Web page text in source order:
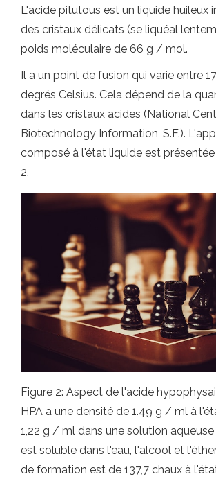
L'acide pitutous est un liquide huileux
des cristaux délicats (se liquéal
poids moléculaire de 66 g / mol.
Il a un point de fusion qui varie entre
degrés Celsius. Cela dépend de la
dans les cristaux acides (National
Biotechnology Information, S.F.).
composé à l'état liquide est
2.
Figure 2: Aspect de l'acide
HPA a une densité de 1.49 g / ml à
1,22 g / ml dans une solution aqueuse
est soluble dans l'eau, l'alcool et
de formation est de 137,7 chaux à